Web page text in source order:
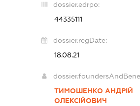
dossier.edrpo:
44335111
dossier.regDate:
18.08.21
ТИМОШЕНКО АНДРІЙ
ОЛЕКСІЙОВИЧ